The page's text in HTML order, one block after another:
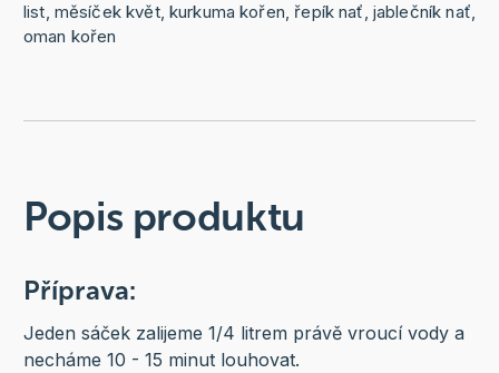
list, měsíček květ, kurkuma kořen, řepík nať, jablečník nať,
oman kořen
Popis produktu
Příprava:
Jeden sáček zalijeme 1/4 litrem právě vroucí vody a
necháme 10 - 15 minut louhovat.